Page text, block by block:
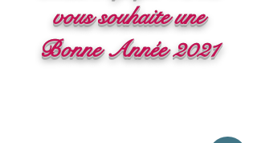
vous souhaite une
Bonne Année 2021